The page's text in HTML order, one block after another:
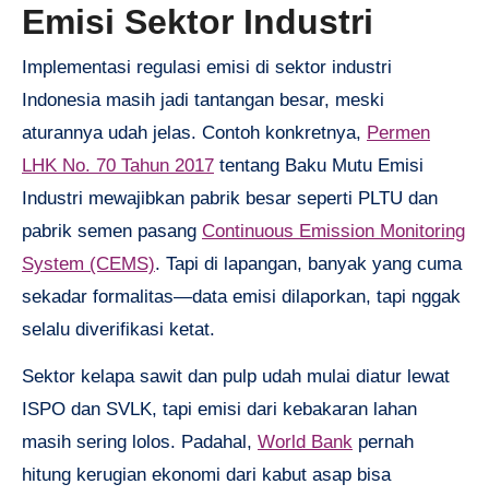
Emisi Sektor Industri
Implementasi regulasi emisi di sektor industri
Indonesia masih jadi tantangan besar, meski
aturannya udah jelas. Contoh konkretnya, Permen
LHK No. 70 Tahun 2017 tentang Baku Mutu Emisi
Industri mewajibkan pabrik besar seperti PLTU dan
pabrik semen pasang Continuous Emission Monitoring
System (CEMS). Tapi di lapangan, banyak yang cuma
sekadar formalitas—data emisi dilaporkan, tapi nggak
selalu diverifikasi ketat.
Sektor kelapa sawit dan pulp udah mulai diatur lewat
ISPO dan SVLK, tapi emisi dari kebakaran lahan
masih sering lolos. Padahal, World Bank pernah
hitung kerugian ekonomi dari kabut asap bisa